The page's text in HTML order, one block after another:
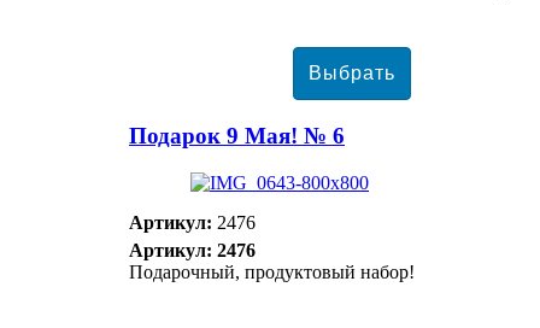
Подарок 9 Мая! № 6
Артикул: 2476
Артикул: 2476
Подарочный, продуктовый набор!